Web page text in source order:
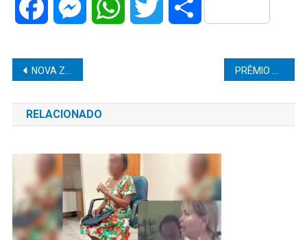
Facebook MessengerWhatsAppTwitter Share
Navegação
de
Post
NOVA ZONA AZUL DIGITAL COMEÇA SEGUNDA E DA INÍCIO AO ESTACIONAMENTO ROTATIVO NA ÁREA CENTRAL DA CIDADE PRÊMIO DA MEGA SENA SOBE PARA R$ 26 MILHÕES
RELACIONADO